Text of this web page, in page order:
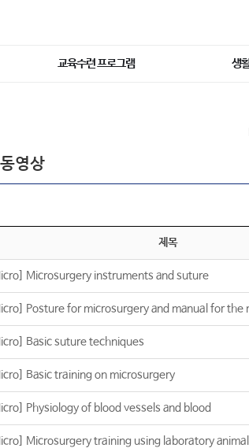
교육수련 프로그램 생
영상
제목
Microsurgery instruments and suture
Posture for microsurgery and manual for the
Basic suture techniques
Basic training on microsurgery
Physiology of blood vessels and blood
Microsurgery training using laboratory